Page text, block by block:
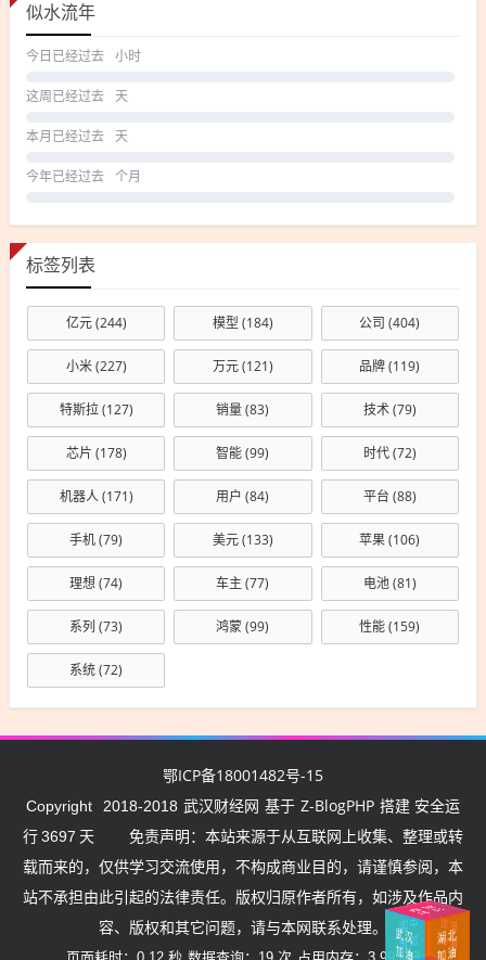
似水流年
今日已经过去 小时
这周已经过去 天
本月已经过去 天
今年已经过去 个月
标签列表
亿元(244) 模型 (184) 公司 (404)
小米(227) 万元(121) 品牌(119)
特斯拉(127) 销量(83) 技术(79)
芯片 (178) 智能(99) 时代(72)
机器人(171) 用户 (84) 平台 (88)
手机(79) 美元(133) 苹果(106)
理想(74) 车主 (77) 电池(81)
系列 (73) 鸿蒙(99) 性能(159)
系统(72)
鄂ICP备18001482号-15
Copyright 2018-2018 武汉财经网 基于 Z-BlogPHP 搭建 安全运
行3697 天
免责声明：本站来源于从互联网上收集、整理或转
载而来的，仅供学习交流使用，不构成商业目的，请谨慎参阅，本
站不承担由此引起的法律责任。版权归原作者所有，如涉及作品内
容、版权和其它问题，请与本网联系处理。
武汉
加油
中国
加油
湖北 中
国
加
油
武汉
挺住